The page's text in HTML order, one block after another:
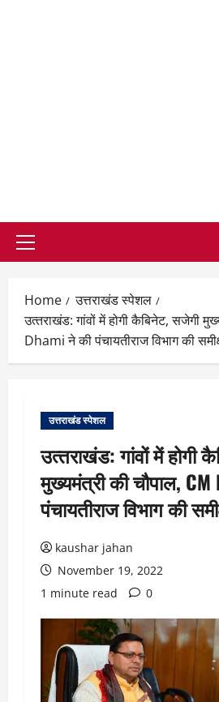
Primary
Home
उत्तराखंड स्पेशल
उत्‍तराखंड: गांवों में होगी कैबिनेट, सजेगी
Dhami ने की पंचायतीराज विभाग की
उत्तराखंड स्पेशल
उत्‍तराखंड: गांवों में होगी
मुख्यमंत्री की चौपाल,
पंचायतीराज विभाग की
kaushar jahan
November 19, 2022
1 minute read
0